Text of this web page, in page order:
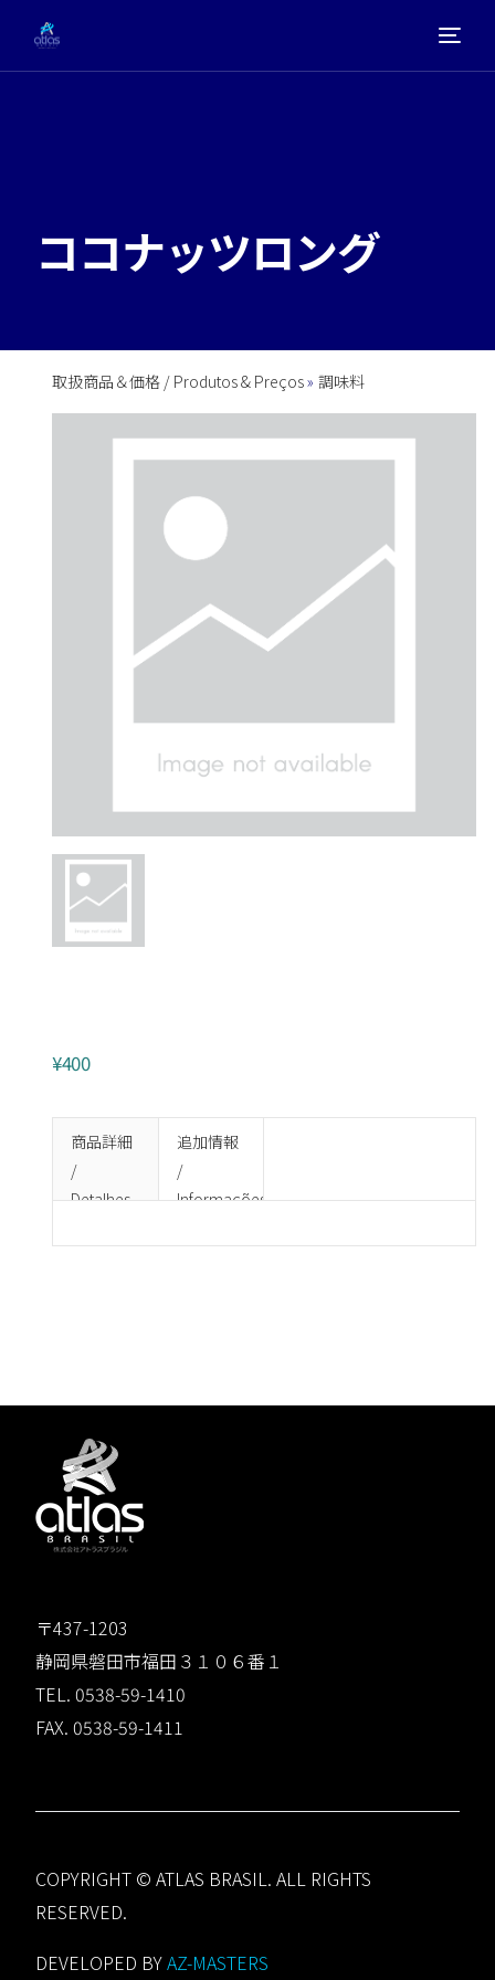
ココナッツロング
取扱商品＆価格 / Produtos & Preços 調味料
¥400
商品詳細
/
Detalhes
追加情報
/
Informações
〒437-1203
静岡県磐田市福田３１０６番１
TEL. 0538-59-1410
FAX. 0538-59-1411
COPYRIGHT © ATLAS BRASIL. ALL RIGHTS
RESERVED.
DEVELOPED BYAZ-MASTERS
会社概要
Member